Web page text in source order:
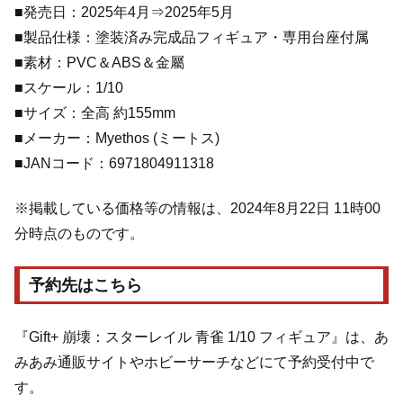
■発売日：2025年4月⇒2025年5月
■製品仕様：塗装済み完成品フィギュア・専用台座付属
■素材：PVC＆ABS＆金屬
■スケール：1/10
■サイズ：全高 約155mm
■メーカー：Myethos (ミートス)
■JANコード：6971804911318
※掲載している価格等の情報は、2024年8月22日 11時00
分時点のものです。
予約先はこちら
『Gift+ 崩壊：スターレイル 青雀 1/10 フィギュア』は、あ
みあみ通販サイトやホビーサーチなどにて予約受付中で
す。